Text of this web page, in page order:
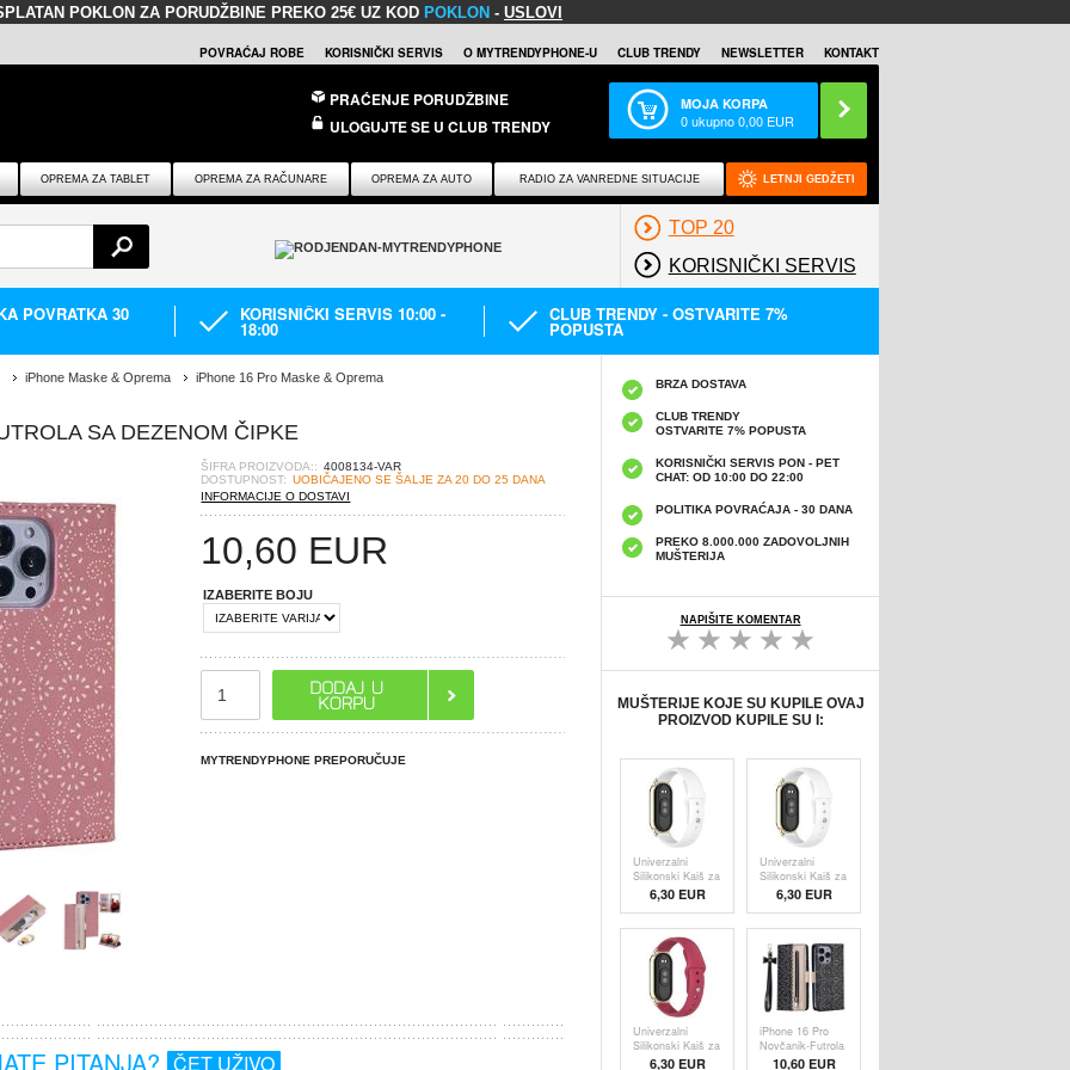
POKLON ZA PORUDŽBINE PREKO 25€ UZ KOD POKLON - USLOVI
POVRAĆAJ ROBE KORISNIČKI SERVIS O MYTRENDYPHONE-U CLUB TRENDY NEWSLETTER KONTAKT
PRAĆENJE PORUDŽBINE
ULOGUJTE SE U CLUB TRENDY
MOJA KORPA
0ukupno0,00 EUR
OPREMA ZA TABLET OPREMA ZA RAČUNARE OPREMA ZA AUTO RADIO ZA VANREDNE SITUACIJE LETNJI GEDŽETI
TOP 20
KORISNIČKI SERVIS
POVRATKA 30 KORISNIČKI SERVIS 10:00 -
18:00
CLUB TRENDY - OSTVARITE 7%
POPUSTA
iPhone Maske & Oprema iPhone 16 Pro Maske & Oprema
SA DEZENOM ČIPKE
ŠIFRA PROIZVODA:: 4008134-VAR
DOSTUPNOST: UOBIČAJENO SE ŠALJE ZA 20 DO 25 DANA
INFORMACIJE O DOSTAVI
10,60 EUR
IZABERITE BOJU
MYTRENDYPHONE PREPORUČUJE
PITANJA? ČET UŽIVO
BRZA DOSTAVA
CLUB TRENDY
OSTVARITE 7% POPUSTA
KORISNIČKI SERVIS PON - PET
CHAT: OD 10:00 DO 22:00
POLITIKA POVRAĆAJA - 30 DANA
PREKO 8.000.000 ZADOVOLJNIH
MUŠTERIJA
NAPIŠITE KOMENTAR
MUŠTERIJE KOJE SU KUPILE OVAJ
PROIZVOD KUPILE SU I:
Univerzalni
Silikonski Kaiš za
Pametni Sat -
12mm - Bela
6,30 EUR
Univerzalni
Silikonski Kaiš za
Pametni Sat -
12mm
6,30 EUR
Univerzalni
Silikonski Kaiš za
Pametni Sat -
6,30 EUR
iPhone 16 Pro
Novčanik-Futrola
sa Dezenom
10,60 EUR